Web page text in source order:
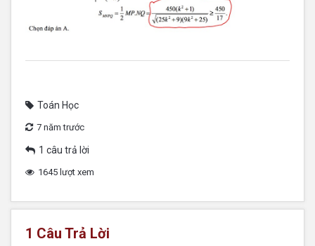
Toán Học
7 năm trước
1 câu trả lời
1645 lượt xem
1 Câu Trả Lời